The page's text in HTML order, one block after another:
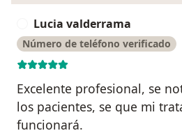
Lucia valderrama
Número de teléfono verificado
Excelente profesional, se
los pacientes, se que mi
funcionará.